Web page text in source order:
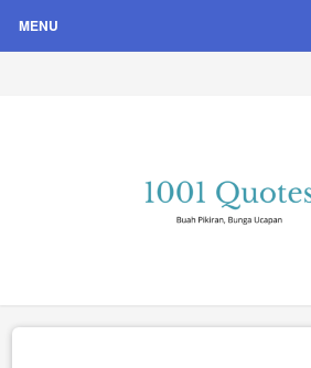
MENU
Quote Hari Puisi